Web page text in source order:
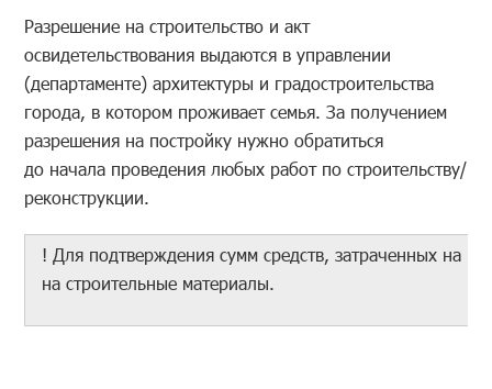
Разрешение на строительство и акт
освидетельствования выдаются в управлении
(департаменте) архитектуры и градостроительства
города, в котором проживает семья. За получением
разрешения на постройку нужно обратиться
до начала проведения любых работ по строительству/
реконструкции.
! Для подтверждения сумм средств, затраченных на
на строительные материалы.